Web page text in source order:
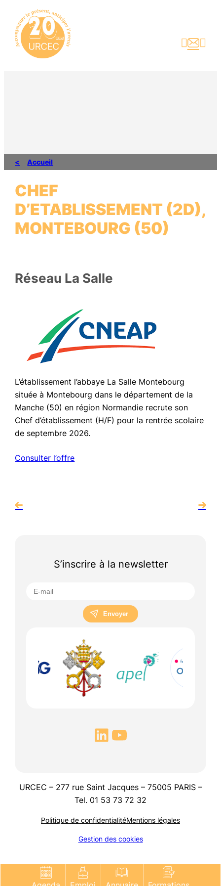
contenu

Accueil
CHEF
D’ETABLISSEMENT (2D),
MONTEBOURG (50)
Réseau La Salle
L’établissement l’abbaye La Salle Montebourg
située à Montebourg dans le département de la
Manche (50) en région Normandie recrute son
Chef d’établissement (H/F) pour la rentrée scolaire
de septembre 2026.
Consulter l’offre
S’inscrire à la newsletter
Envoyer
URCEC – 277 rue Saint Jacques – 75005 PARIS –
Tel. 01 53 73 72 32
Politique de confidentialitéMentions légales
Gestion des cookies